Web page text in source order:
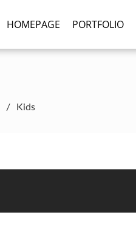
HOMEPAGE PORTFOLIO
Kids